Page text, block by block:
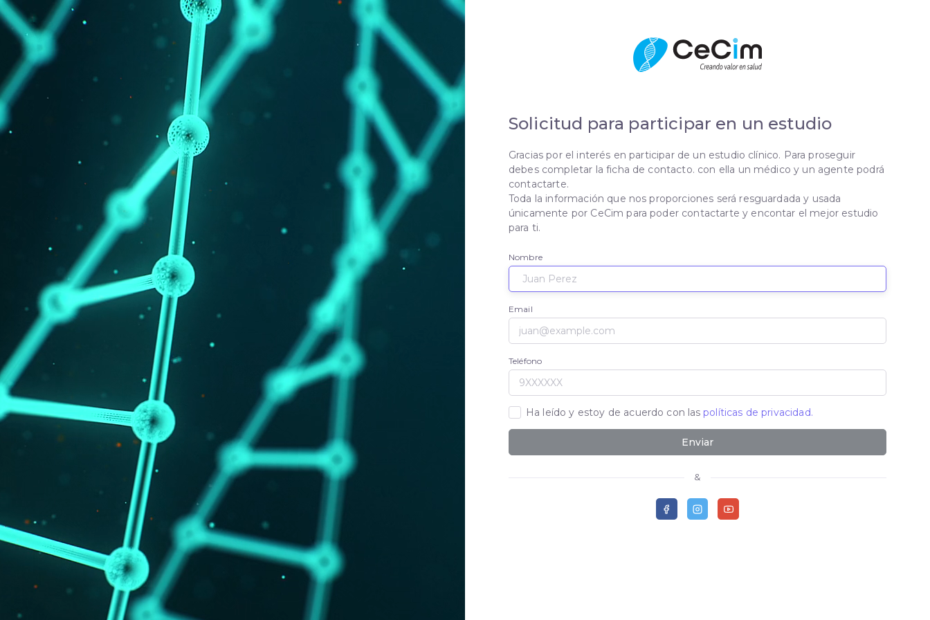
Solicitud para participar en un estudio
Gracias por el interés en participar de un estudio clínico. Para proseguir
debes completar la ficha de contacto. con ella un médico y un agente podrá
contactarte.
Toda la información que nos proporciones será resguardada y usada
únicamente por CeCim para poder contactarte y encontar el mejor estudio
para ti.
Nombre
Email
Teléfono
Ha leído y estoy de acuerdo con las políticas de privacidad.
Enviar
&